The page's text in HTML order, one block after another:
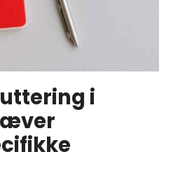
i